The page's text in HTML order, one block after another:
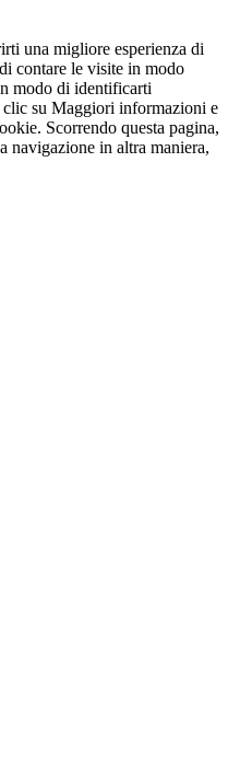
una migliore esperienza di
contare le visite in modo
modo di identificarti
clic su Maggiori informazioni e
Scorrendo questa pagina,
navigazione in altra maniera,